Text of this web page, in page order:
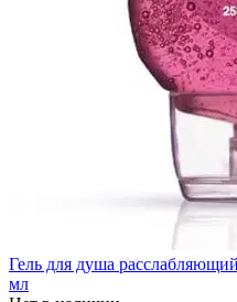
Гель для душа
мл